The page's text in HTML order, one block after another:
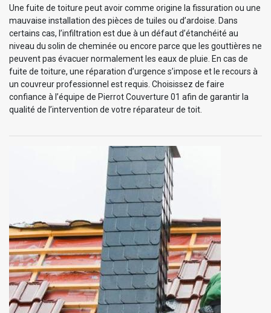
Une fuite de toiture peut avoir comme origine la fissuration ou une
mauvaise installation des pièces de tuiles ou d’ardoise. Dans
certains cas, l’infiltration est due à un défaut d’étanchéité au
niveau du solin de cheminée ou encore parce que les gouttières ne
peuvent pas évacuer normalement les eaux de pluie. En cas de
fuite de toiture, une réparation d’urgence s’impose et le recours à
un couvreur professionnel est requis. Choisissez de faire
confiance à l’équipe de Pierrot Couverture 01 afin de garantir la
qualité de l’intervention de votre réparateur de toit.